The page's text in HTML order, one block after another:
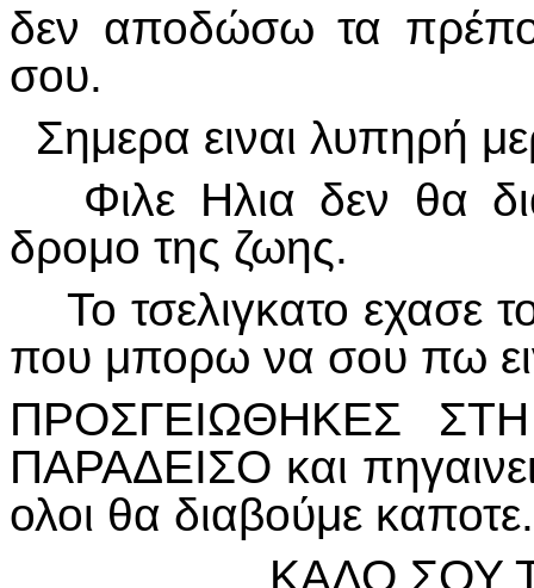
δεν αποδώσω τα
σου.
Σημερα ειναι λυπηρή
Φιλε Ηλια δεν θα
δρομο της ζωης.
Το τσελιγκατο εχασε
που μπορω να σου πω
ΠΡΟΣΓΕΙΩΘΗΚΕΣ
ΠΑΡΑΔΕΙΣΟ και
ολοι θα διαβούμε καποτε.
ΚΑΛΟ ΣΟΥ